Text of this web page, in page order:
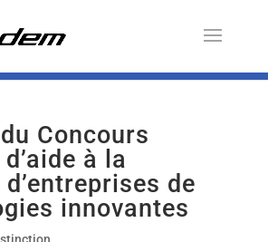
Concours
à la
de
innovantes